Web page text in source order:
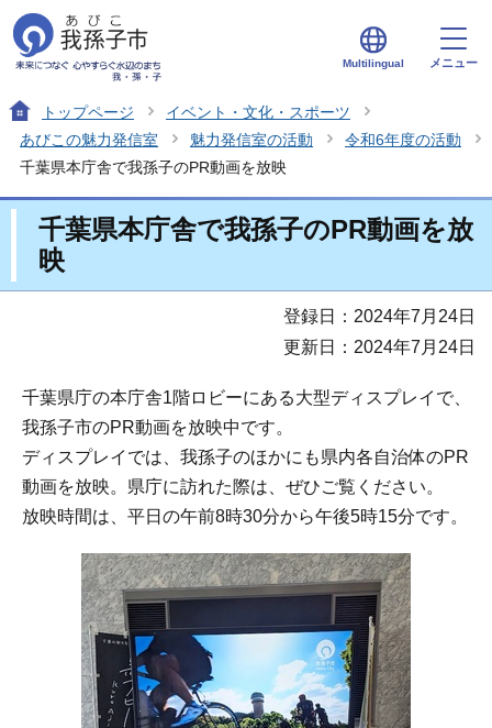
Multilingual メニュー
トップページ
イベント・文化・スポーツ
あびこの魅力発信室
魅力発信室の活動
令和6年度の活動
千葉県本庁舎で我孫子のPR動画を放映
千葉県本庁舎で我孫子のPR動画を放
映
登録日：2024年7月24日
更新日：2024年7月24日
千葉県庁の本庁舎1階ロビーにある大型ディスプレイで、
我孫子市のPR動画を放映中です。
ディスプレイでは、我孫子のほかにも県内各自治体のPR
動画を放映。県庁に訪れた際は、ぜひご覧ください。
放映時間は、平日の午前8時30分から午後5時15分です。